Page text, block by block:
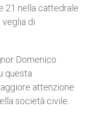
21 nella cattedrale
veglia di
Domenico
questa
attenzione
società civile.